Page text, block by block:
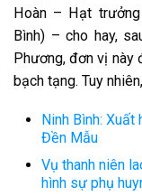
Hoàn – Hạt
Bình) – cho hay,
Phương,đơn vị này
bạch tạng. Tuy
Ninh Bình: Xuất
Đền Mẫu
Vụ thanh niên
hình sự phụ